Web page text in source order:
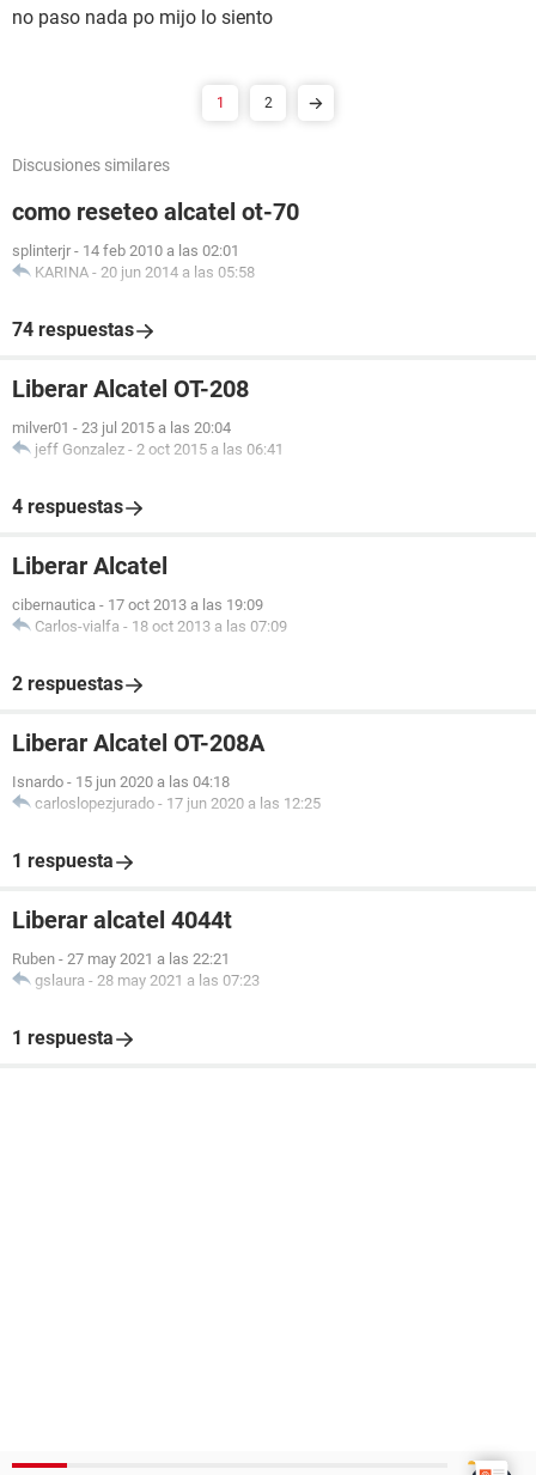
no paso nada po mijo lo siento
1 2
Discusiones similares
como reseteo alcatel ot-70
splinterjr - 14 feb 2010 a las 02:01
KARINA - 20 jun 2014 a las 05:58
74 respuestas
Liberar Alcatel OT-208
milver01 - 23 jul 2015 a las 20:04
jeff Gonzalez - 2 oct 2015 a las 06:41
4 respuestas
Liberar Alcatel
cibernautica - 17 oct 2013 a las 19:09
Carlos-vialfa - 18 oct 2013 a las 07:09
2 respuestas
Liberar Alcatel OT-208A
Isnardo - 15 jun 2020 a las 04:18
carloslopezjurado - 17 jun 2020 a las 12:25
1 respuesta
Liberar alcatel 4044t
Ruben - 27 may 2021 a las 22:21
gslaura - 28 may 2021 a las 07:23
1 respuesta